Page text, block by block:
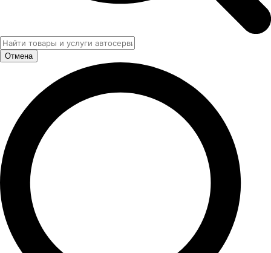
Отмена